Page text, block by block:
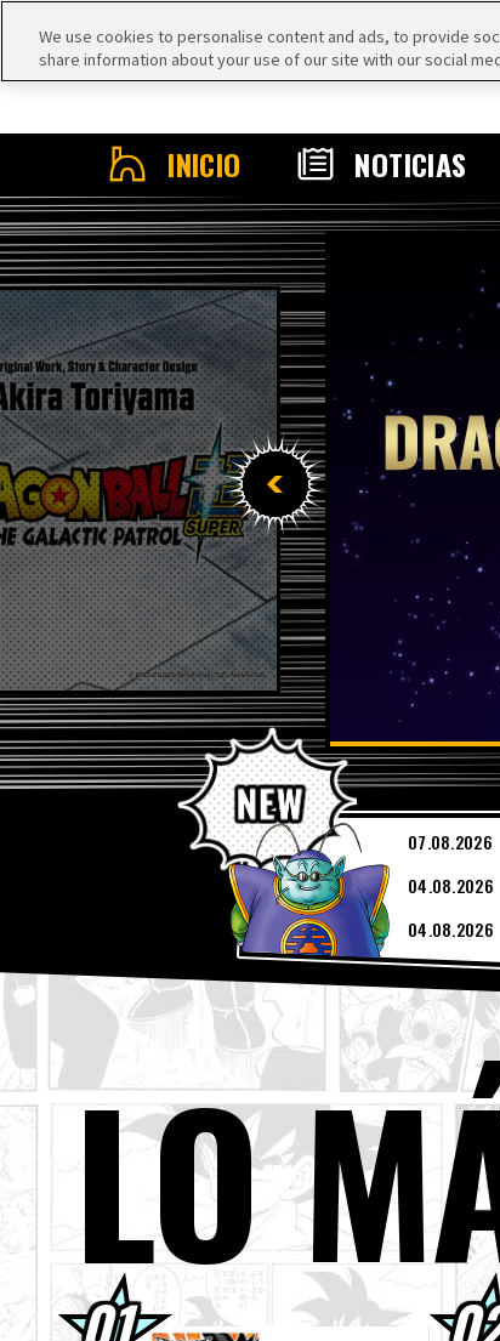
INICIO NOTICIAS
07.08.2026
04.08.2026
04.08.2026
04.08.2026
03.08.2026
03.08.2026
01.08.2026
30.07.2026
30.07.2026
29.07.2026
LO
We use cookies to personalise content and ads, to provide
share information about your use of our site with our social